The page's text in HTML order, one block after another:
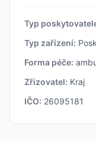
Typ
Typ zařízení:
Forma péče:
Zřizovatel: Kraj
IČO: 26095181